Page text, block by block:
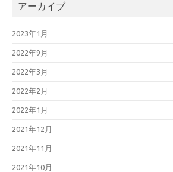
アーカイブ
2023年1月
2022年9月
2022年3月
2022年2月
2022年1月
2021年12月
2021年11月
2021年10月